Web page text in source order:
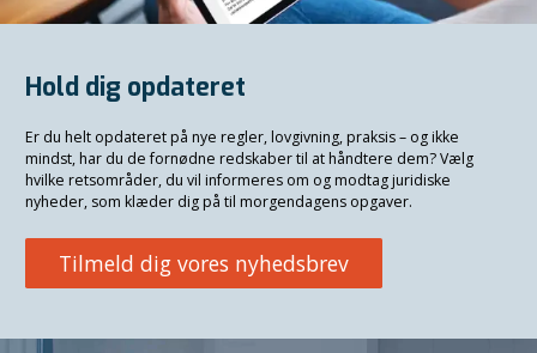
Hold dig opdateret
Er du helt opdateret på nye regler, lovgivning, praksis – og ikke
mindst, har du de fornødne redskaber til at håndtere dem? Vælg
hvilke retsområder, du vil informeres om og modtag juridiske
nyheder, som klæder dig på til morgendagens opgaver.
Tilmeld dig vores nyhedsbrev